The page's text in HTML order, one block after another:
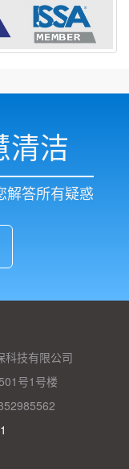
清洁
解答所有疑惑
科技有限公司
号1号楼